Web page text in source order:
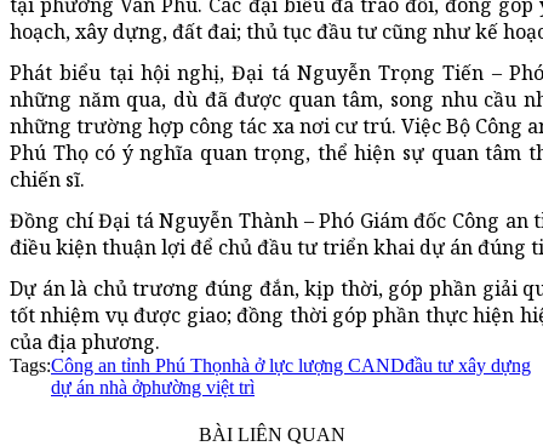
hoạch, xây dựng, đất đai; thủ tục đầu tư cũng như kế
Phát biểu tại hội nghị, Đại tá Nguyễn Trọng Tiến –
những năm qua, dù đã được quan tâm, song nhu cầu
những trường hợp công tác xa nơi cư trú. Việc Bộ Công
Phú Thọ có ý nghĩa quan trọng, thể hiện sự quan tâm
chiến sĩ.
Đồng chí Đại tá Nguyễn Thành – Phó Giám đốc Công
điều kiện thuận lợi để chủ đầu tư triển khai dự án đúng
Dự án là chủ trương đúng đắn, kịp thời, góp phần giải
tốt nhiệm vụ được giao; đồng thời góp phần thực hiện
của địa phương.
Tags:Công an tỉnh Phú Thọnhà ở lực lượng CANDđầu tư xây dựng
dự án nhà ởphường việt trì
BÀI LIÊN QUAN